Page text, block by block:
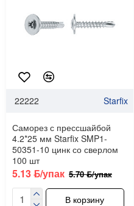
22222 Starfix
Саморез с прессшайбой
4.2*25 мм Starfix SMP1-
50351-10 цинк со сверлом
100 шт
5.13 ƃ/упак 5.70 ƃ/упак
В корзину